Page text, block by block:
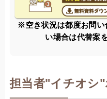
※空き状況は都度お問い
い場合は代替案
担当者"イチオシ"